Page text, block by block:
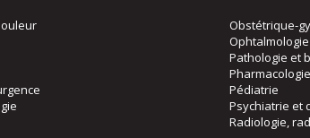
Obstétrique-
Ophtalmologie
Pathologie et
Pédiatrie
Psychiatrie et
Radiologie,